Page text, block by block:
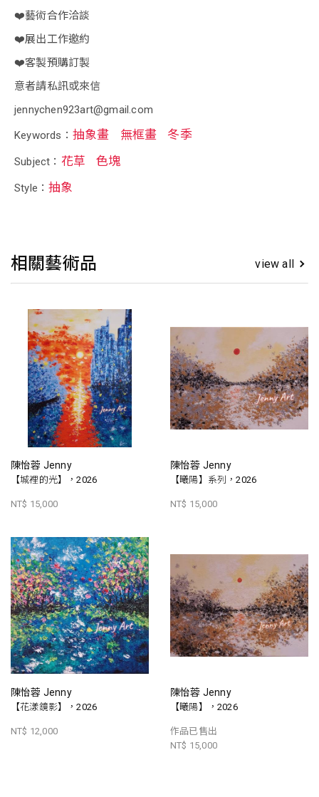
❤️藝術合作洽談
❤️展出工作邀約
❤️客製預購訂製
意者請私訊或來信
jennychen923art@gmail.com
Keywords： 抽象畫 無框畫 冬季
Subject： 花草 色塊
Style：抽象
相關藝術品 view all
陳怡蓉 Jenny
【城裡的光】，2026
NT$ 15,000
陳怡蓉 Jenny
【曦陽】系列，2026
NT$ 15,000
陳怡蓉 Jenny
【花漾鏡影】，2026
NT$ 12,000
陳怡蓉 Jenny
【曦陽】，2026
作品已售出
NT$ 15,000